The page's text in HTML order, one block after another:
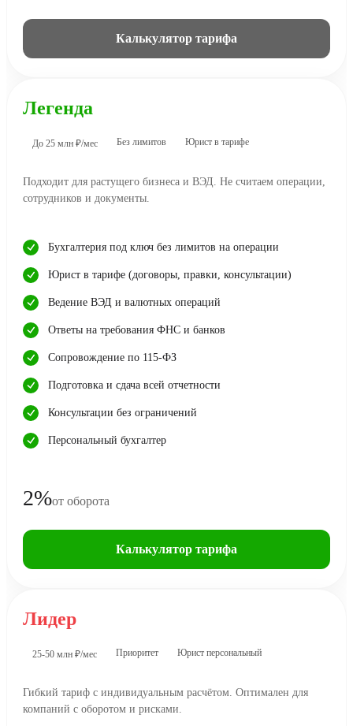
Калькулятор тарифа
Легенда
До 25 млн ₽/мес Без лимитов Юрист в тарифе
Подходит для растущего бизнеса и ВЭД. Не считаем операции,
сотрудников и документы.
Бухгалтерия под ключ без лимитов на операции
Юрист в тарифе (договоры, правки, консультации)
Ведение ВЭД и валютных операций
Ответы на требования ФНС и банков
Сопровождение по 115-ФЗ
Подготовка и сдача всей отчетности
Консультации без ограничений
Персональный бухгалтер
2%от оборота
Калькулятор тарифа
Лидер
25-50 млн ₽/мес Приоритет Юрист персональный
Гибкий тариф с индивидуальным расчётом. Оптимален для
компаний с оборотом и рисками.